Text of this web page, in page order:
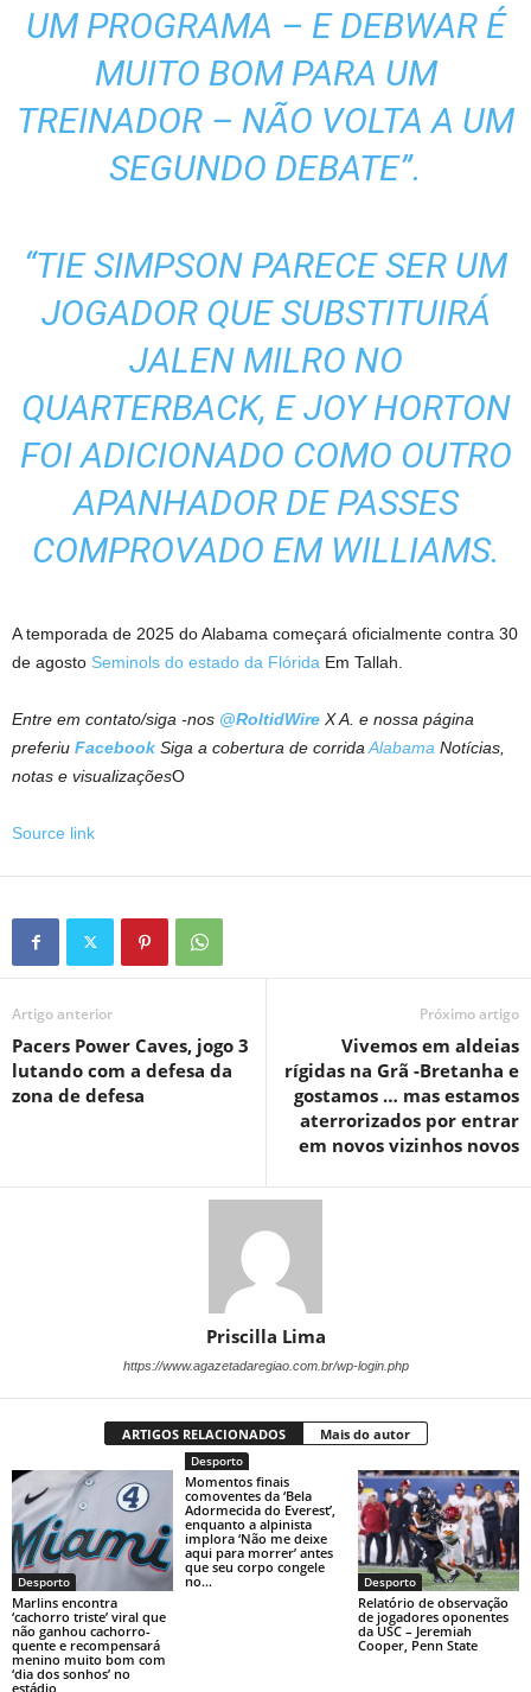
UM PROGRAMA – E DEBWAR É
MUITO BOM PARA UM
TREINADOR – NÃO VOLTA A UM
SEGUNDO DEBATE”.
“TIE SIMPSON PARECE SER UM
JOGADOR QUE SUBSTITUIRÁ
JALEN MILRO NO
QUARTERBACK, E JOY HORTON
FOI ADICIONADO COMO OUTRO
APANHADOR DE PASSES
COMPROVADO EM WILLIAMS.
A temporada de 2025 do Alabama começará oficialmente contra 30
de agosto Seminols do estado da Flórida Em Tallah.
Entre em contato/siga -nos @RoltidWire X A. e nossa página
preferiu Facebook Siga a cobertura de corrida Alabama Notícias,
notas e visualizaçõesO
Source link
Artigo anterior
Pacers Power Caves, jogo 3
lutando com a defesa da
zona de defesa
Próximo artigo
Vivemos em aldeias
rígidas na Grã -Bretanha e
gostamos … mas estamos
aterrorizados por entrar
em novos vizinhos novos
Priscilla Lima
https://www.agazetadaregiao.com.br/wp-login.php
ARTIGOS RELACIONADOS Mais do autor
Desporto
Marlins encontra
‘cachorro triste’ viral que
não ganhou cachorro-
quente e recompensará
menino muito bom com
‘dia dos sonhos’ no
estádio
Desporto
Momentos finais
comoventes da ‘Bela
Adormecida do Everest’,
enquanto a alpinista
implora ‘Não me deixe
aqui para morrer’ antes
que seu corpo congele
no...
Desporto
Relatório de observação
de jogadores oponentes
da USC – Jeremiah
Cooper, Penn State